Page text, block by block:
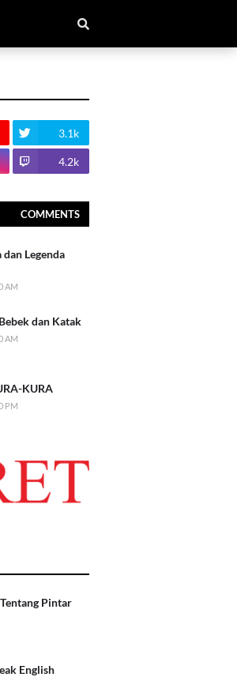
3.1k
4.2k
COMMENTS
Legenda
AM
dan Katak
AM
KURA
PM
Pintar
English